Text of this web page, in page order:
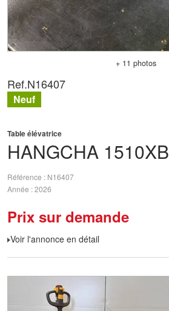
+ 11 photos
HANGCHA 1510XB
Table élévatrice
Référence
N16407
Année 2026
Prix sur demande
Voir l'annonce en détail
Ref.N16407
Neuf